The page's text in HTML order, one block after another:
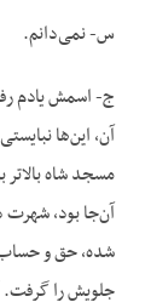
س- نمی‌دانم.
ج- اسمش یادم
آن، این‌ها
مسجد شاه بالاتر
آن‌جا بود، شهرت
شده، حق و
جلویش را گرفت.